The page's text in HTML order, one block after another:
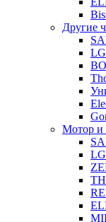
Другие
LG
Мотор и
LG